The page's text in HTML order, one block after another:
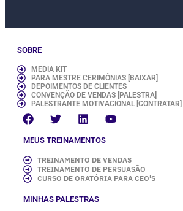
SOBRE
MEDIA KIT
PARA MESTRE CERIMÔNIAS [BAIXAR]
DEPOIMENTOS DE CLIENTES
CONVENÇÃO DE VENDAS [PALESTRA]
PALESTRANTE MOTIVACIONAL [CONTRATAR]
MEUS TREINAMENTOS
TREINAMENTO DE VENDAS
TREINAMENTO DE PERSUASÃO
CURSO DE ORATÓRIA PARA CEO'S
MINHAS PALESTRAS